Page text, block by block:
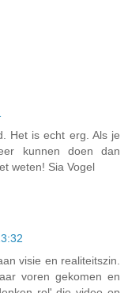
Het is echt erg. Als je
kunnen doen dan
weten! Sia Vogel
visie en realiteitszin.
voren gekomen en